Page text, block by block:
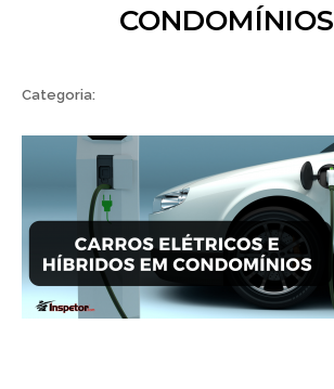
CONDOMÍNIOS
Categoria: